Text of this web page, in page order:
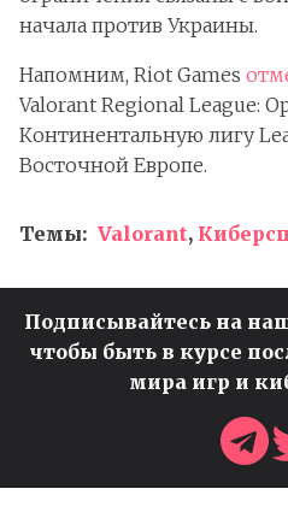
начала против Украины.
Напомним, Riot Games
Valorant Regional League:
Континентальную лигу
Восточной Европе.
Темы: Valorant,
Подписывайтесь на
чтобы быть в курсе
мира игр и